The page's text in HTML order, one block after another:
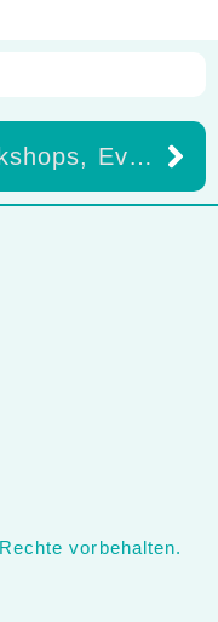
Workshops, Events und Tag der offenen Tür in Langenau
vorbehalten.